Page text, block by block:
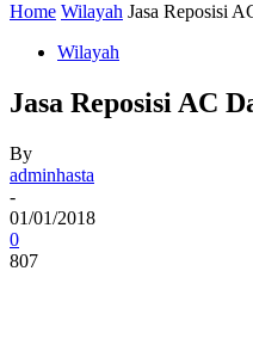
Home Wilayah Jasa Reposisi
Wilayah
Jasa Reposisi AC
By
adminhasta
-
01/01/2018
0
807